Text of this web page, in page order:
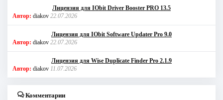
Лицензия для IObit Driver Booster PRO 13.5
Автор: diakov 22.07.2026
Лицензия для IObit Software Updater Pro 9.0
Автор: diakov 22.07.2026
Лицензия для Wise Duplicate Finder Pro 2.1.9
Автор: diakov 11.07.2026
Комментарии